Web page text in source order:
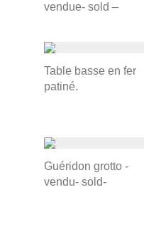
vendue- sold –
Table basse en fer
patiné.
Guéridon grotto -
vendu- sold-